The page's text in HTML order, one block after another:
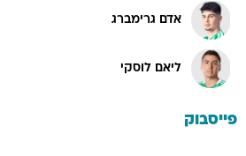
אדם גרימברג
ליאם לוסקי
פייסבוק